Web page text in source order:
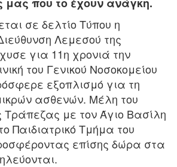
σε δελτίο Τύπου η
Λεμεσού της
για 11η χρονιά την
του Γενικού Νοσοκομείου
εξοπλισμό για τη
ασθενών. Μέλη του
Τράπεζας με τον Άγιο Βασίλη
Παιδιατρικό Τμήμα του
επίσης δώρα στα